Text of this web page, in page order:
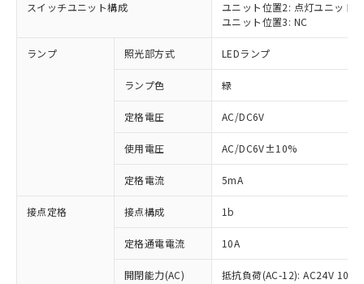
スイッチユニット構成
ユニット位置2: 点灯ユニット
ユニット位置3: NC
ランプ 照光部方式 LEDランプ
ランプ色 緑
定格電圧 AC/DC6V
使用電圧 AC/DC6V±10%
定格電流 5mA
接点定格 接点構成 1b
定格通電電流 10A
開閉能力(AC)
抵抗負荷(AC-12): AC24V 10A/
ご利用条件
以下の条件をお読みいただき、同意のうえ
ご利用ください。
本サービスは、当社制御機器事業取扱
商品の当社在庫状況および標準価格
(税抜)を提供させていただくもので
当社制御機器事業取扱商品の中には、
※1 対応状況
対応済み：EU RoHS指令（10物質）の
非含有に対応した製品が提供可能な商品で
対応予定：EU RoHS指令（10物質）の非含
有に対応した製品に切り替える予定のある
対応予定なし：EU RoHS指令（10物質）の
非含有に非対応の商品で、対応品を出す予
定はありません。
調査・確認中：EU RoHS指令（10物質）の
非含有の対応状況を調査中または確認中の
非該当品：ライセンス料など無形物で、有
害物質有無と関係のない商品です。
※1 中国RoHS○×表
「○」：最大均質材料含有率が中国RoHSの
基準値以下であることを示します。